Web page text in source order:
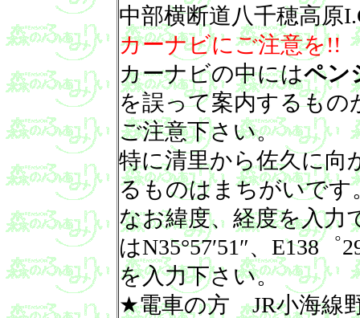
中部横断道八千穂高原
カーナビにご注意を!!
カーナビの中にはペン
を誤って案内するもの
ご注意下さい。
特に清里から佐久に向
るものはまちがいです
なお緯度、経度を入力
はN35°57′51″、E138゜
を入力下さい。
★電車の方 JR小海線